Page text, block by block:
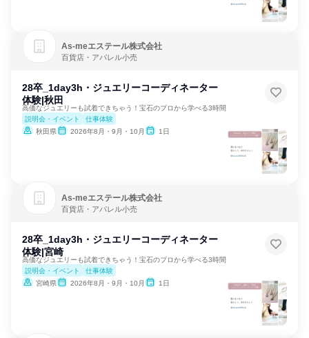
As‐meエステール株式会社
百貨店・アパレル小売
28卒_1day3h・ジュエリーコーディネーター
体験|秋田
高価なジュエリーも試着できちゃう！宝石のプロから学べる3時間
説明会・イベント
仕事体験
秋田県
2026年8月・9月・10月 1日
As‐meエステール株式会社
百貨店・アパレル小売
28卒_1day3h・ジュエリーコーディネーター
体験|宮崎
高価なジュエリーも試着できちゃう！宝石のプロから学べる3時間
説明会・イベント
仕事体験
宮崎県
2026年8月・9月・10月 1日